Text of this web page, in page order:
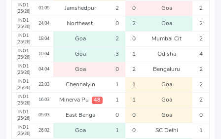
IND1
(25/26)
01.05 Jamshedpur 2 0 Goa 2
IND1
(25/26)
24.04 Northeast 0 2 Goa 2
IND1
(25/26)
18.04 Goa 2 0 Mumbai Cit 2
IND1
(25/26)
10.04 Goa 3 1 Odisha 4
IND1
(25/26)
04.04 Goa 0 2 Bengaluru 2
IND1
(25/26)
22.03 Chennaiyin 1 1 Goa 2
IND1
(25/26)
16.03 Minerva Pu 48 1 1 Goa 2
IND1
(25/26)
05.03 East Benga 0 0 Goa 0
IND1
(25/26)
26.02 Goa 1 0 SC Delhi 1